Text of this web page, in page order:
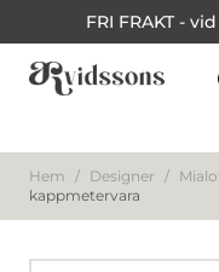
FRI FRAKT -
Hem / Designer /
kappmetervara